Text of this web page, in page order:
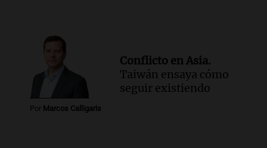
Por Marcos Calligaris
Conflicto en Asia.
Taiwán ensaya cómo
seguir existiendo